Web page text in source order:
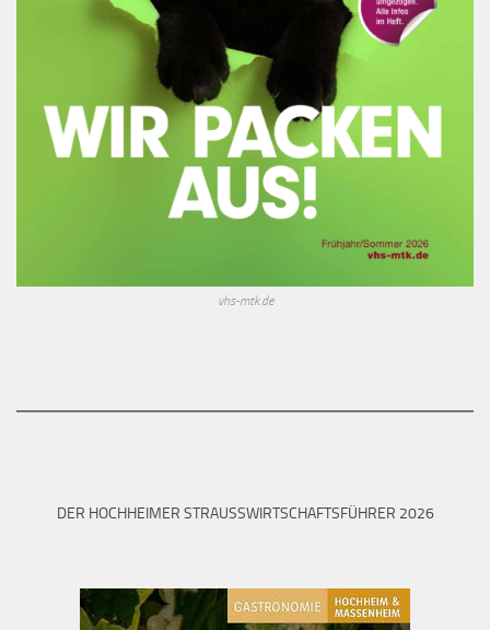
vhs-mtk.de
DER HOCHHEIMER STRAUSSWIRTSCHAFTSFÜHRER 2026